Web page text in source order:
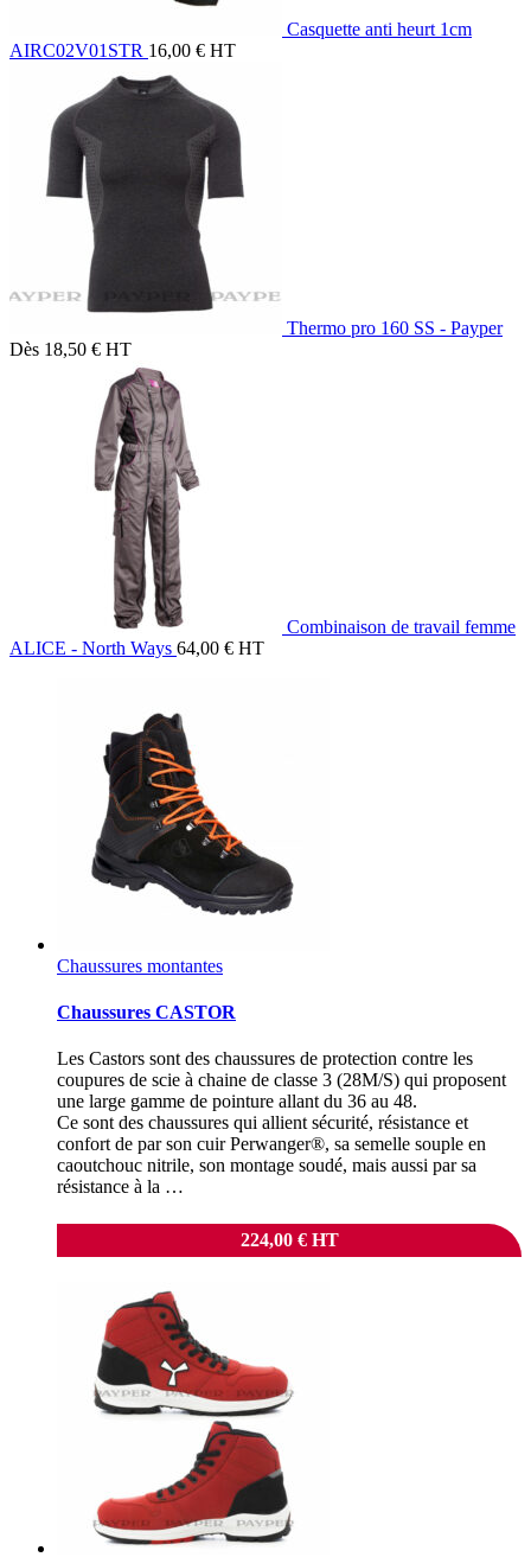
Casquette anti heurt 1cm
AIRC02V01STR 16,00 € HT
Thermo pro 160 SS - Payper
Dès 18,50 € HT
Combinaison de travail femme
ALICE - North Ways 64,00 € HT
Chaussures montantes
Chaussures CASTOR
Les Castors sont des chaussures de protection contre les
coupures de scie à chaine de classe 3 (28M/S) qui proposent
une large gamme de pointure allant du 36 au 48.
Ce sont des chaussures qui allient sécurité, résistance et
confort de par son cuir Perwanger®, sa semelle souple en
caoutchouc nitrile, son montage soudé, mais aussi par sa
résistance à la …
224,00 €HT